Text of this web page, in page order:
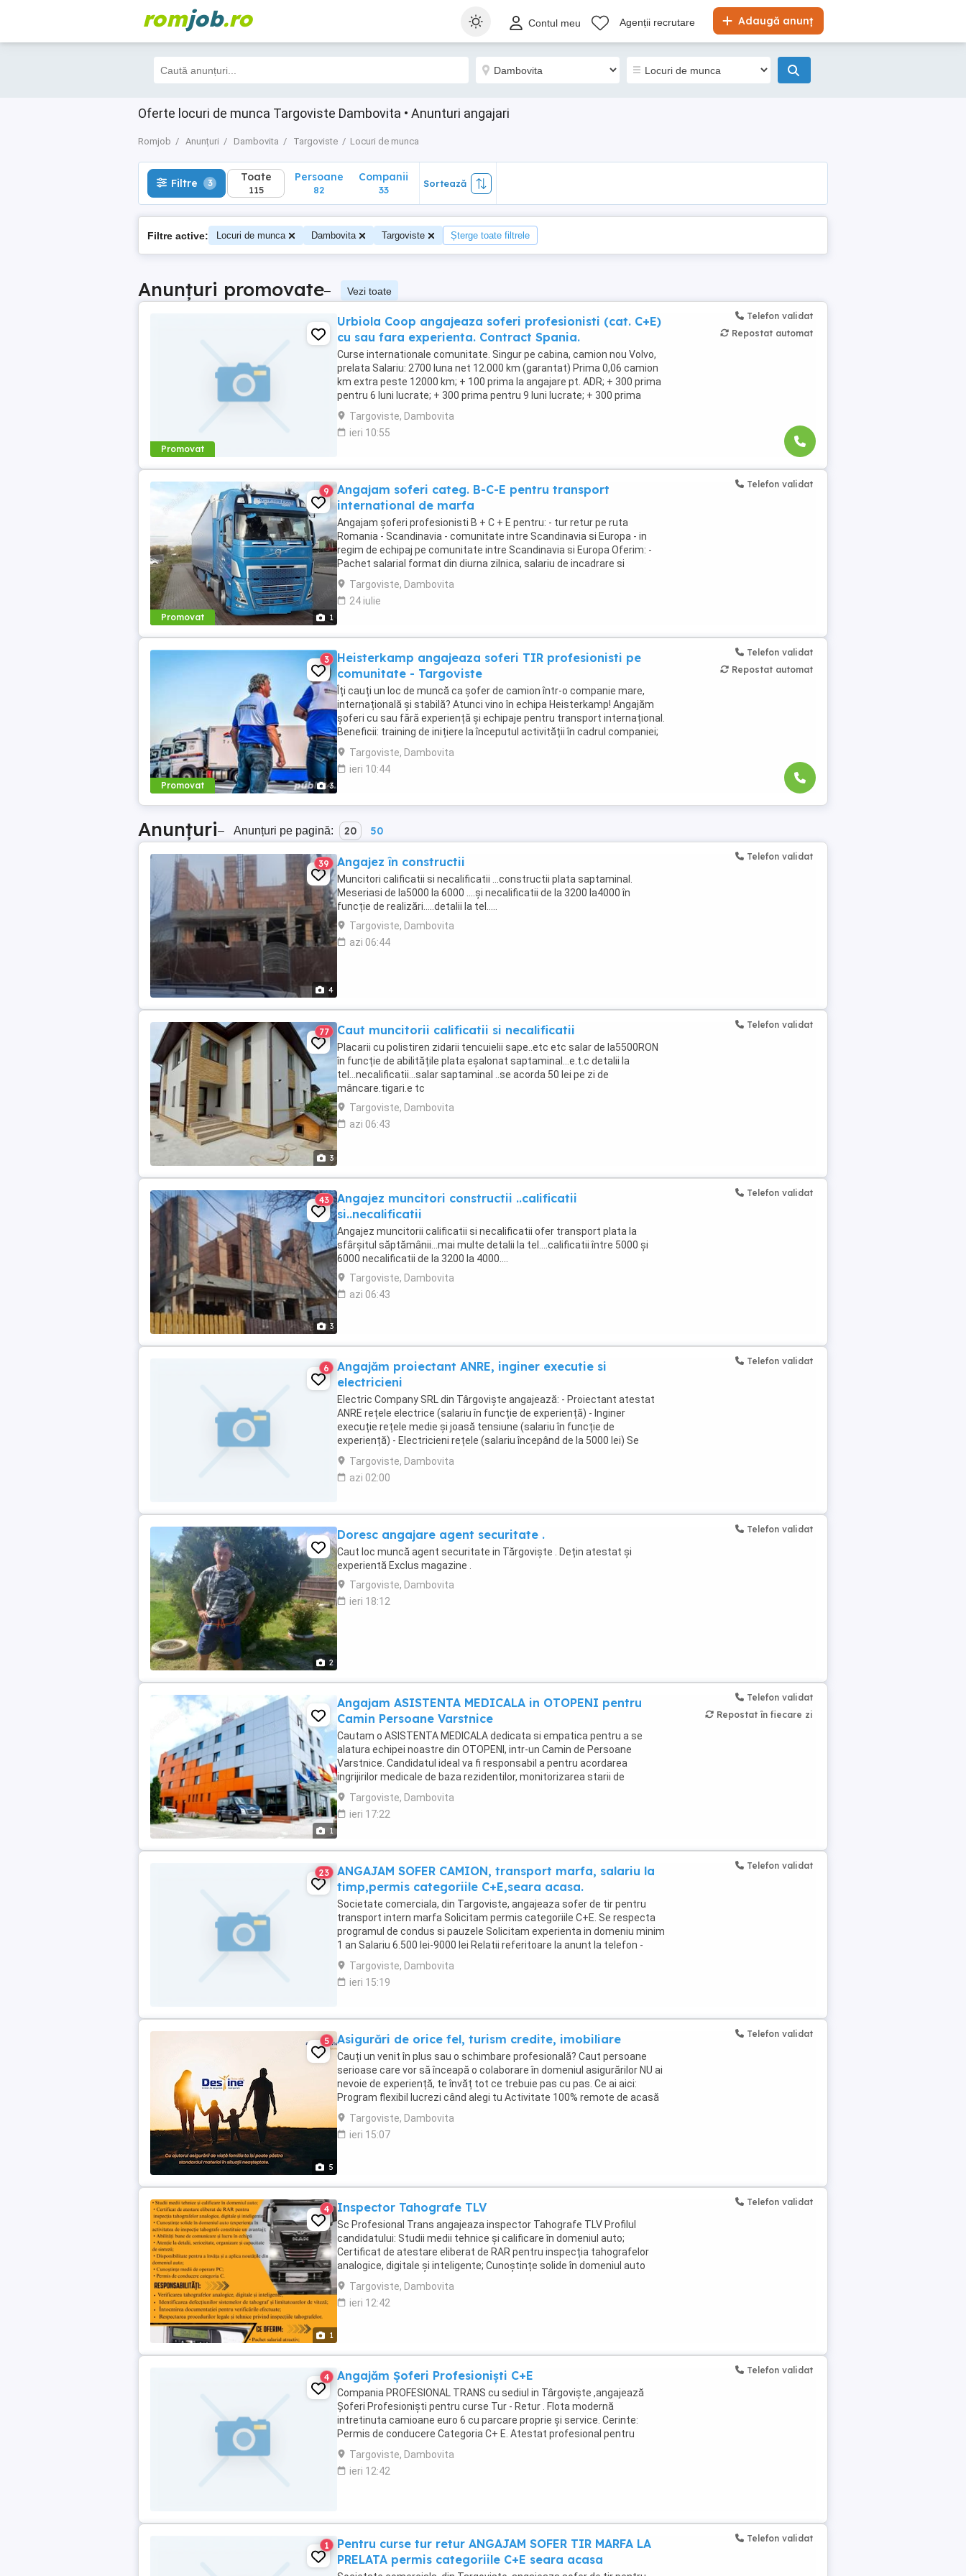
romjob.ro Adaugă anunț
Contul meu Agenții recrutare
Oferte locuri de munca Targoviste Dambovita • Anunturi angajari
Romjob Anunțuri Dambovita Targoviste Locuri de munca
Filtre 3 Toate
115
Filtre 3 Toate
115
Persoane
82
Companii
33
Sortează
Filtre active: Locuri de munca Dambovita Targoviste Șterge toate filtrele
Anunțuri promovate– Vezi toate
Promovat
Urbiola Coop angajeaza soferi profesionisti (cat. C+E)
cu sau fara experienta. Contract Spania.
Curse internationale comunitate. Singur pe cabina, camion nou Volvo,
prelata Salariu: 2700 luna net 12.000 km (garantat) Prima 0,06 camion
km extra peste 12000 km; + 100 prima la angajare pt. ADR; + 300 prima
pentru 6 luni lucrate; + 300 prima pentru 9 luni lucrate; + 300 prima
pentru 12 luni lucrate. Cazare, ...
Targoviste, Dambovita
ieri 10:55
Telefon validat
Repostat automat
Promovat 1
9
Angajam soferi categ. B-C-E pentru transport
international de marfa
Angajam șoferi profesionisti B + C + E pentru: - tur retur pe ruta
Romania - Scandinavia - comunitate intre Scandinavia si Europa - in
regim de echipaj pe comunitate intre Scandinavia si Europa Oferim: -
Pachet salarial format din diurna zilnica, salariu de incadrare si
bonusuri - pentru transport ...
Targoviste, Dambovita
24 iulie
Telefon validat
Promovat 3
3
Heisterkamp angajeaza soferi TIR profesionisti pe
comunitate - Targoviste
Îți cauți un loc de muncă ca șofer de camion într-o companie mare,
internațională și stabilă? Atunci vino în echipa Heisterkamp! Angajăm
șoferi cu sau fără experiență și echipaje pentru transport internațional.
Beneficii: training de inițiere la începutul activității în cadrul companiei;
training ...
Targoviste, Dambovita
ieri 10:44
Telefon validat
Repostat automat
Anunțuri– Anunțuri pe pagină: 20 50
4
39 Angajez în constructii
Muncitori calificatii si necalificatii ...constructii plata saptaminal.
Meseriasi de la5000 la 6000 ....și necalificatii de la 3200 la4000 în
funcție de realizări.....detalii la tel.....
Targoviste, Dambovita
azi 06:44
Telefon validat
3
77 Caut muncitorii calificatii si necalificatii
Placarii cu polistiren zidarii tencuielii sape..etc etc salar de la5500RON
în funcție de abilitățile plata eșalonat saptaminal...e.t.c detalii la
tel...necalificatii...salar saptaminal ..se acorda 50 lei pe zi de
mâncare.tigari.e tc
Targoviste, Dambovita
azi 06:43
Telefon validat
3
43
Angajez muncitori constructii ..calificatii
si..necalificatii
Angajez muncitorii calificatii si necalificatii ofer transport plata la
sfârșitul săptămânii...mai multe detalii la tel....calificatii între 5000 și
6000 necalificatii de la 3200 la 4000....
Targoviste, Dambovita
azi 06:43
Telefon validat
6
Angajăm proiectant ANRE, inginer executie si
electricieni
Electric Company SRL din Târgoviște angajează: - Proiectant atestat
ANRE rețele electrice (salariu în funcție de experiență) - Inginer
execuție rețele medie și joasă tensiune (salariu în funcție de
experiență) - Electricieni rețele (salariu începând de la 5000 lei) Se
oferă salarii atractive și alte ...
Targoviste, Dambovita
azi 02:00
Telefon validat
2
Doresc angajare agent securitate .
Caut loc muncă agent securitate in Tărgoviște . Dețin atestat și
experientă Exclus magazine .
Targoviste, Dambovita
ieri 18:12
Telefon validat
1
Angajam ASISTENTA MEDICALA in OTOPENI pentru
Camin Persoane Varstnice
Cautam o ASISTENTA MEDICALA dedicata si empatica pentru a se
alatura echipei noastre din OTOPENI, intr-un Camin de Persoane
Varstnice. Candidatul ideal va fi responsabil a pentru acordarea
ingrijirilor medicale de baza rezidentilor, monitorizarea starii de
sanatate, administrarea medicamentelor conform ...
Targoviste, Dambovita
ieri 17:22
Telefon validat
Repostat în fiecare zi
23
ANGAJAM SOFER CAMION, transport marfa, salariu la
timp,permis categoriile C+E,seara acasa.
Societate comerciala, din Targoviste, angajeaza sofer de tir pentru
transport intern marfa Solicitam permis categoriile C+E. Se respecta
programul de condus si pauzele Solicitam experienta in domeniu minim
1 an Salariu 6.500 lei-9000 lei Relatii referitoare la anunt la telefon -
Administrator
Targoviste, Dambovita
ieri 15:19
Telefon validat
5
5 Asigurări de orice fel, turism credite, imobiliare
Cauți un venit în plus sau o schimbare profesională? Caut persoane
serioase care vor să înceapă o colaborare în domeniul asigurărilor NU ai
nevoie de experiență, te învăț tot ce trebuie pas cu pas. Ce ai aici:
Program flexibil lucrezi când alegi tu Activitate 100% remote de acasă
sau de ...
Targoviste, Dambovita
ieri 15:07
Telefon validat
1
4 Inspector Tahografe TLV
Sc Profesional Trans angajeaza inspector Tahografe TLV Profilul
candidatului: Studii medii tehnice și calificare în domeniul auto;
Certificat de atestare eliberat de RAR pentru inspecția tahografelor
analogice, digitale și inteligente; Cunoștințe solide în domeniul auto
(experiența în activitatea ...
Targoviste, Dambovita
ieri 12:42
Telefon validat
4 Angajăm Șoferi Profesioniști C+E
Compania PROFESIONAL TRANS cu sediul in Târgoviște ,angajează
Șoferi Profesioniști pentru curse Tur - Retur . Flota modernă
intretinuta camioane euro 6 cu parcare proprie și service. Cerinte:
Permis de conducere Categoria C+ E. Atestat profesional pentru
transport marfa. Card digital pentru tahograf. Seriozitate ...
Targoviste, Dambovita
ieri 12:42
Telefon validat
1
Pentru curse tur retur ANGAJAM SOFER TIR MARFA LA
PRELATA permis categoriile C+E seara acasa
Telefon validat